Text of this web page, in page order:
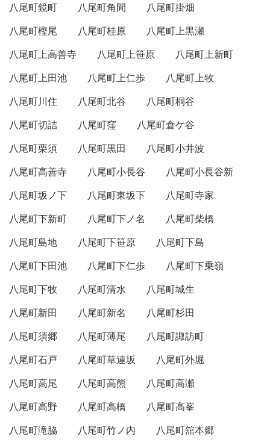
八尾町鏡町
八尾町角間
八尾町掛畑
八尾町樫尾
八尾町桂原
八尾町上黒瀬
八尾町上高善寺
八尾町上笹原
八尾町上新町
八尾町上田池
八尾町上仁歩
八尾町上牧
八尾町川住
八尾町北谷
八尾町桐谷
八尾町切詰
八尾町窪
八尾町倉ケ谷
八尾町栗須
八尾町黒田
八尾町小井波
八尾町高善寺
八尾町小長谷
八尾町小長谷新
八尾町坂ノ下
八尾町東坂下
八尾町寺家
八尾町下新町
八尾町下ノ名
八尾町柴橋
八尾町島地
八尾町下笹原
八尾町下島
八尾町下田池
八尾町下仁歩
八尾町下乗嶺
八尾町下牧
八尾町清水
八尾町城生
八尾町新田
八尾町新名
八尾町杉田
八尾町須郷
八尾町薄尾
八尾町諏訪町
八尾町石戸
八尾町草連坂
八尾町外堀
八尾町高尾
八尾町高熊
八尾町高瀬
八尾町高野
八尾町高橋
八尾町高峯
八尾町滝脇
八尾町竹ノ内
八尾町舘本郷